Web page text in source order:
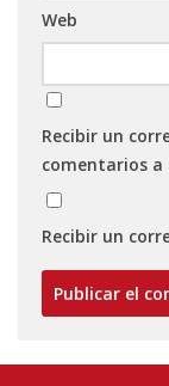
Web
Recibir un
comentarios
Recibir un